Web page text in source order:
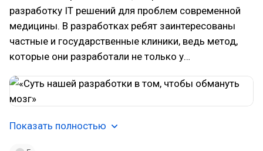
разработку IT решений для проблем современной
медицины. В разработках ребят заинтересованы
частные и государственные клиники, ведь метод,
которые они разработали не только у…
Показать полностью